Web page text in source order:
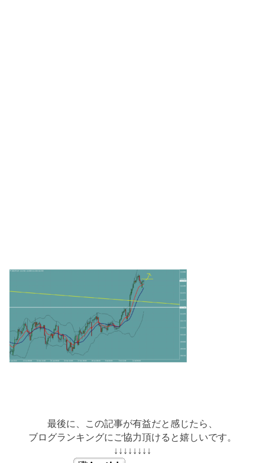
最後に、この記事が有益だと感じたら、
ブログランキングにご協力頂けると嬉しいです。
↓↓↓↓↓↓↓↓